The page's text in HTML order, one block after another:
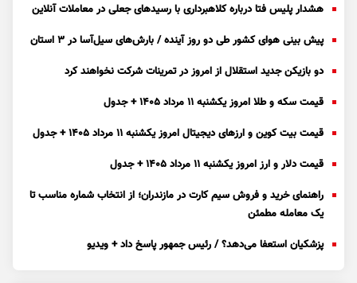
هشدار پلیس فتا درباره کلاهبرداری با رسید‌های جعلی در معاملات آنلاین
پیش بینی هوای کشور طی دو روز آینده / بارش‌های سیل‌آسا در ۳ استان
دو بازیکن جدید استقلال از امروز در تمرینات شرکت نخواهند کرد
قیمت سکه و طلا امروز یکشنبه ۱۱ مرداد ۱۴۰۵ + جدول
قیمت بیت کوین و ارز‌های دیجیتال امروز یکشنبه ۱۱ مرداد ۱۴۰۵ + جدول
قیمت دلار و ارز امروز یکشنبه ۱۱ مرداد ۱۴۰۵ + جدول
راهنمای خرید و فروش سیم کارت در مازندران؛ از انتخاب شماره مناسب تا
یک معامله مطمئن
پزشکیان استعفا می‌دهد؟ / رئیس جمهور پاسخ داد + ویدیو